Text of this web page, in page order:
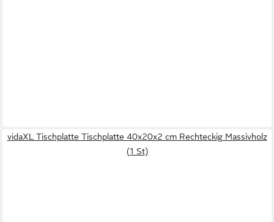
vidaXL Tischplatte Tischplatte 40x20x2 cm Rechteckig Massivholz
(1 St)